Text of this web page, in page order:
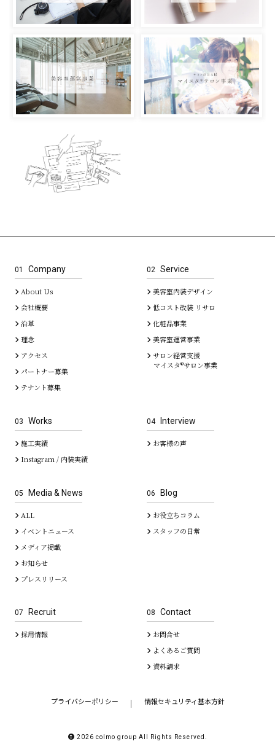
01 Company
About Us
会社概要
沿革
理念
アクセス
パートナー募集
テナント募集
02 Service
美容室内装デザイン
低コスト改装 リサロ
化粧品事業
美容室運営事業
サロン経営支援
マイスタ®サロン事業
03 Works
施工実績
Instagram / 内装実績
04 Interview
お客様の声
05 Media & News
ALL
イベントニュース
メディア掲載
お知らせ
プレスリリース
06 Blog
お役立ちコラム
スタッフの日常
07 Recruit
採用情報
08 Contact
お問合せ
よくあるご質問
資料請求
プライバシーポリシー ｜ 情報セキュリティ基本方針
2026 colmo group All Rights Reserved.